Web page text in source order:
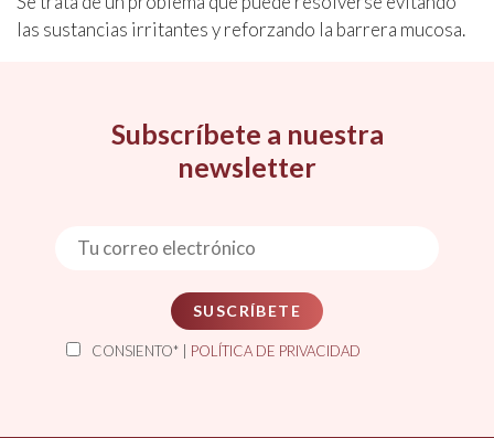
las sustancias irritantes y reforzando la barrera mucosa.
Subscríbete a nuestra
newsletter
SUSCRÍBETE
CONSIENTO* | POLÍTICA DE PRIVACIDAD